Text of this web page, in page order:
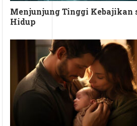
Menjunjung Tinggi Kebajikan
Hidup